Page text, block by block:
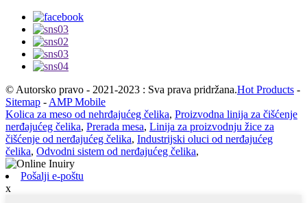
© Autorsko pravo - 2021-2023 : Sva prava pridržana.Hot Products -
Sitemap - AMP Mobile
Kolica za meso od nehrđajućeg čelika, Proizvodna linija za čišćenje
nerđajućeg čelika, Prerada mesa, Linija za proizvodnju žice za
čišćenje od nerđajućeg čelika, Industrijski oluci od nerđajućeg
čelika, Odvodni sistem od nerđajućeg čelika,
Pošalji e-poštu
x